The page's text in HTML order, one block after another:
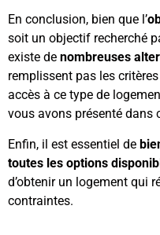
En conclusion, bien que l’
soit un objectif recherché
existe de nombreuses
remplissent pas les
accès à ce type de
vous avons présenté dans
Enfin, il est essentiel de
toutes les options
d’obtenir un logement qui
contraintes.